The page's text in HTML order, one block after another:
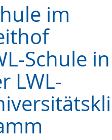
im
Schule in
LWL-